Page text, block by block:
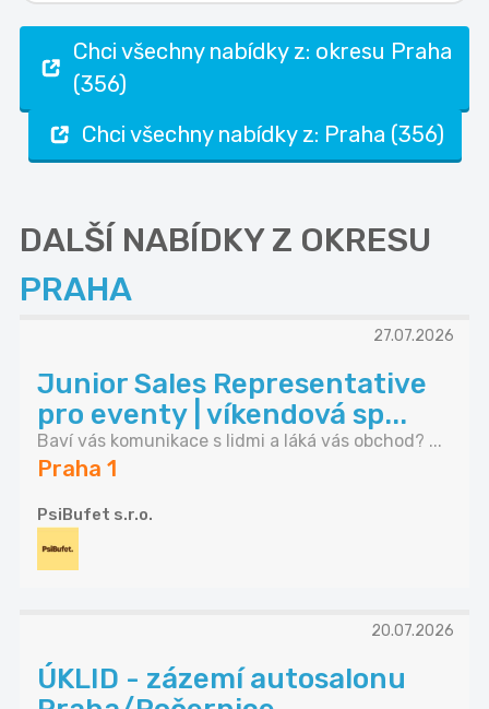
Chci všechny nabídky z: okresu Praha
(356)
Chci všechny nabídky z: Praha (356)
DALŠÍ NABÍDKY Z OKRESU
PRAHA
27.07.2026
Junior Sales Representative
pro eventy | víkendová sp...
Baví vás komunikace s lidmi a láká vás obchod? ...
Praha 1
PsiBufet s.r.o.
20.07.2026
ÚKLID - zázemí autosalonu